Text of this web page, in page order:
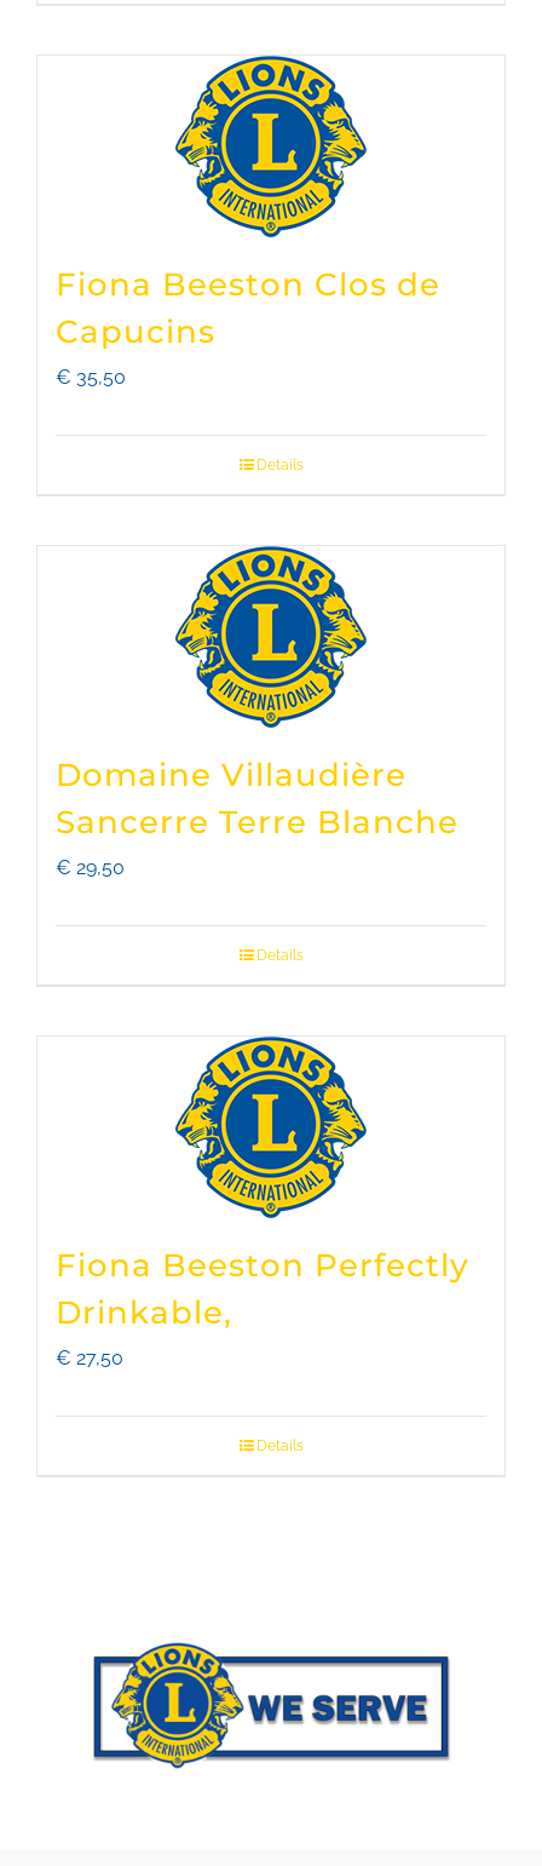
Fiona Beeston Clos de
Capucins
€ 35,50
Details
Domaine Villaudière
Sancerre Terre Blanche
€ 29,50
Details
Fiona Beeston Perfectly
Drinkable,
€ 27,50
Details